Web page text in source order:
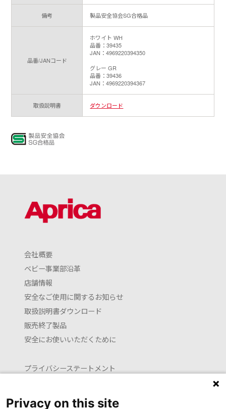
備考 製品安全協会SG合格品
品番/JANコード
ホワイト WH
品番：39435
JAN：4969220394350
グレー GR
品番：39436
JAN：4969220394367
取扱説明書 ダウンロード
会社概要
ベビー事業部沿革
店舗情報
安全なご使用に関するお知らせ
取扱説明書ダウンロード
販売終了製品
安全にお使いいただくために
プライバシーステートメント
Privacy on this site